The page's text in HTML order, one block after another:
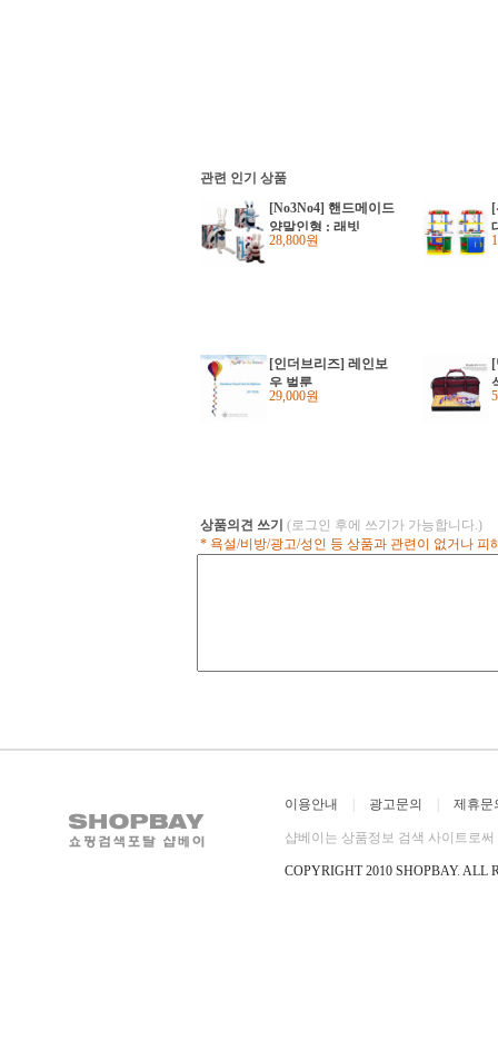
관련 인기 상품
[No3No4] 핸드메이드
양말인형 : 래빗
28,800원
[인더브리즈] 레인보
우 벌룬
29,000원
상품의견 쓰기 (로그인 후에 쓰기가 가능합니다.)
* 욕설/비방/광고/성인 등 상품과 관련이 없거나
이용안내 광고문의 제휴문
샵베이는 상품정보 검색 사이트로
COPYRIGHT 2010 SHOPBAY. ALL